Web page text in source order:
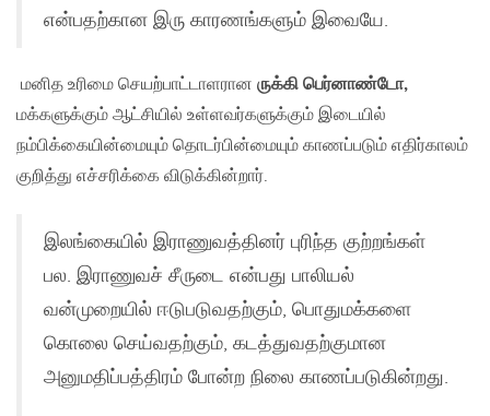
என்பதற்கான இரு காரணங்களும் இவையே.
மனித உரிமை செயற்பாட்டாளரான ருக்கி பெர்னாண்டோ,
மக்களுக்கும் ஆட்சியில் உள்ளவர்களுக்கும் இடையில்
நம்பிக்கையின்மையும் தொடர்பின்மையும் காணப்படும் எதிர்காலம்
குறித்து எச்சரிக்கை விடுக்கின்றார்.
இலங்கையில் இராணுவத்தினர் புரிந்த குற்றங்கள்
பல. இராணுவச் சீருடை என்பது பாலியல்
வன்முறையில் ஈடுபடுவதற்கும், பொதுமக்களை
கொலை செய்வதற்கும், கடத்துவதற்குமான
அனுமதிப்பத்திரம் போன்ற நிலை காணப்படுகின்றது.